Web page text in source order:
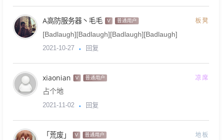
A高防服务器丶毛毛 V 普通用户 板凳
[Badlaugh][Badlaugh][Badlaugh][Badlaugh]
2021-10-27 回复
xiaonian V 普通用户 凉席
占个地
2021-11-02 回复
「荒废」 V 普通用户 地板